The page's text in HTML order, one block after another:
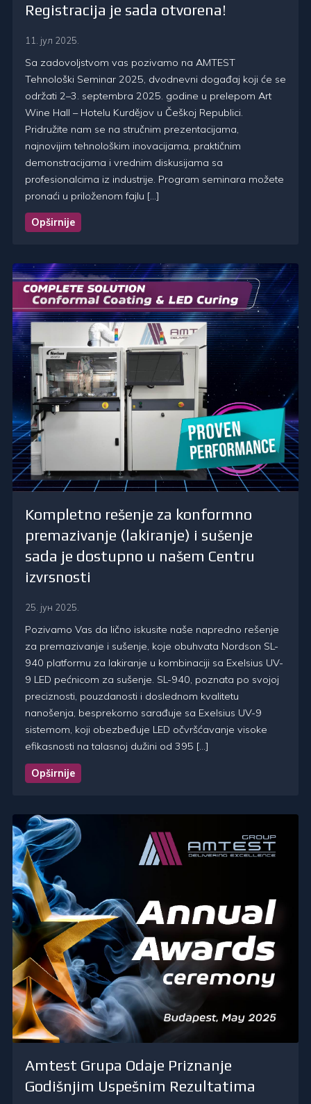
Registracija je sada otvorena!
11. јул 2025.
Sa zadovoljstvom vas pozivamo na AMTEST
Tehnološki Seminar 2025, dvodnevni događaj koji će se
održati 2–3. septembra 2025. godine u prelepom Art
Wine Hall – Hotelu Kurdějov u Češkoj Republici.
Pridružite nam se na stručnim prezentacijama,
najnovijim tehnološkim inovacijama, praktičnim
demonstracijama i vrednim diskusijama sa
profesionalcima iz industrije. Program seminara možete
pronaći u priloženom fajlu […]
Opširnije
Kompletno rešenje za konformno
premazivanje (lakiranje) i sušenje
sada je dostupno u našem Centru
izvrsnosti
25. јун 2025.
Pozivamo Vas da lično iskusite naše napredno rešenje
za premazivanje i sušenje, koje obuhvata Nordson SL-
940 platformu za lakiranje u kombinaciji sa Exelsius UV-
9 LED pećnicom za sušenje. SL-940, poznata po svojoj
preciznosti, pouzdanosti i doslednom kvalitetu
nanošenja, besprekorno sarađuje sa Exelsius UV-9
sistemom, koji obezbeđuje LED očvršćavanje visoke
efikasnosti na talasnoj dužini od 395 […]
Opširnije
Amtest Grupa Odaje Priznanje
Godišnjim Uspešnim Rezultatima